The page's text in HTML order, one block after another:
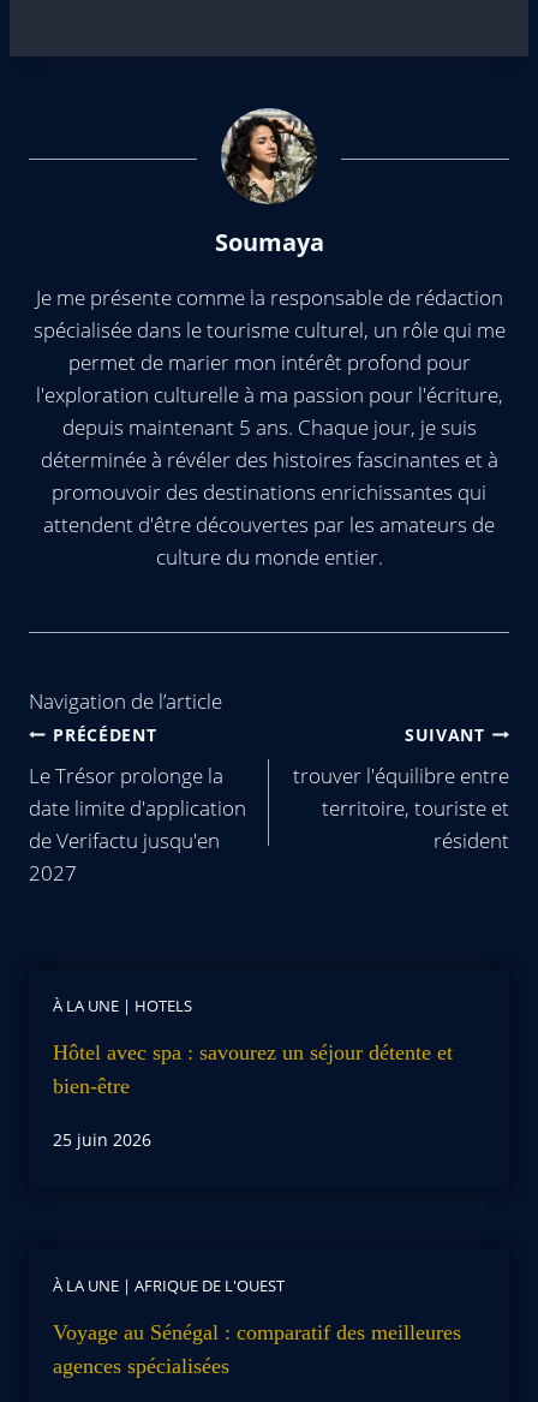
Soumaya
Je me présente comme la responsable de rédaction
spécialisée dans le tourisme culturel, un rôle qui me
permet de marier mon intérêt profond pour
l'exploration culturelle à ma passion pour l'écriture,
depuis maintenant 5 ans. Chaque jour, je suis
déterminée à révéler des histoires fascinantes et à
promouvoir des destinations enrichissantes qui
attendent d'être découvertes par les amateurs de
culture du monde entier.
Navigation de l’article
PRÉCÉDENT
Le Trésor prolonge la
date limite d'application
de Verifactu jusqu'en
2027
SUIVANT
trouver l'équilibre entre
territoire, touriste et
résident
À LA UNE | HOTELS
Hôtel avec spa : savourez un séjour détente et
bien-être
25 juin 2026
À LA UNE | AFRIQUE DE L'OUEST
Voyage au Sénégal : comparatif des meilleures
agences spécialisées